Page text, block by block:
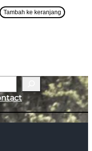
Tambah ke keranjang